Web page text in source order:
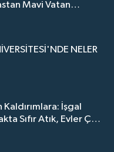
Mavi Vatan
NELER
İşgal
Sıfır Atık, Evler Çöp